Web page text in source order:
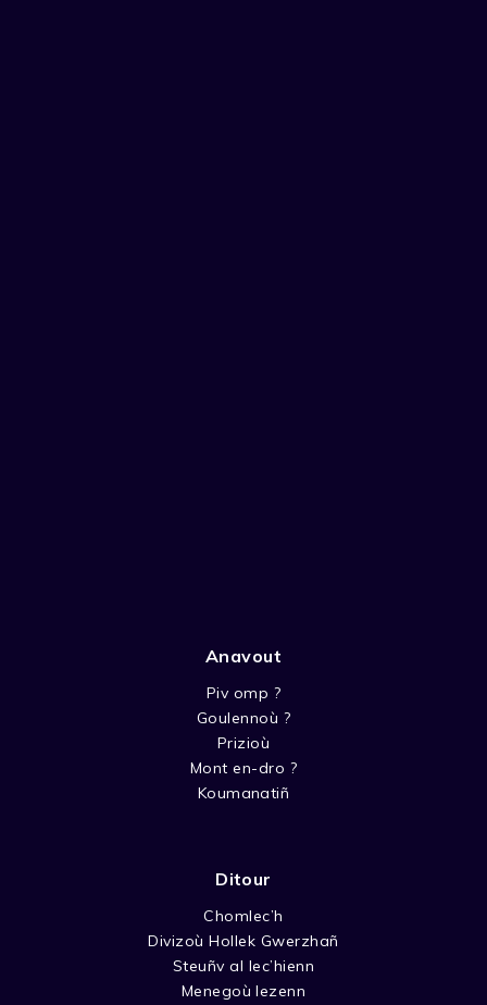
Anavout
Piv omp ?
Goulennoù ?
Prizioù
Mont en-dro ?
Koumanatiñ
Ditour
Chomlec’h
Divizoù Hollek Gwerzhañ
Steuñv al lec’hienn
Menegoù lezenn